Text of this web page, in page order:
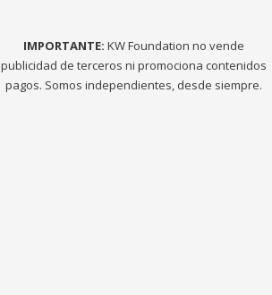
IMPORTANTE: KW Foundation no vende
publicidad de terceros ni promociona contenidos
pagos. Somos independientes, desde siempre.